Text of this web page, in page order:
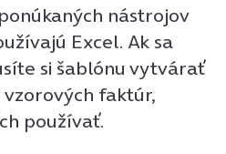
nástrojov
Excel. Ak sa
si šablónu vytvárať
faktúr,
používať.